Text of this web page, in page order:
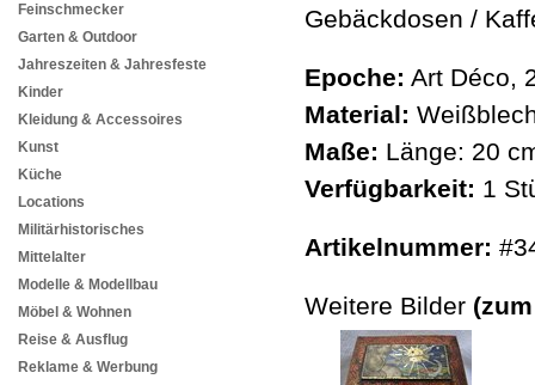
Feinschmecker
Garten & Outdoor
Jahreszeiten & Jahresfeste
Kinder
Kleidung & Accessoires
Kunst
Küche
Locations
Militärhistorisches
Mittelalter
Modelle & Modellbau
Möbel & Wohnen
Reise & Ausflug
Reklame & Werbung
Gebäckdosen /
Epoche: Art Déco,
Material:
Maße: Länge: 20
Verfügbarkeit: 1
Artikelnummer:
Weitere Bilder